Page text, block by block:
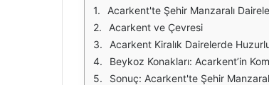
Acarkent'te Şehir Manzaralı
Acarkent ve Çevresi
Acarkent Kiralık Dairelerde
Beykoz Konakları: Acarkent’in
Sonuç: Acarkent'te Şehir